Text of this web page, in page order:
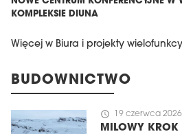
KOMPLEKSIE DIUNA
Więcej w Biura i projekty
BUDOWNICTWO
schedule 19 czerwca 2026
MILOWY KROK